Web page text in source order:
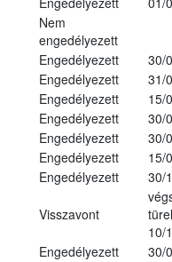
Nem
engedélyezett
Engedélyezett
30/
Engedélyezett
31/
Engedélyezett
15/
Engedélyezett
30/
Engedélyezett
30/
Engedélyezett
15/
Engedélyezett
30/
Visszavont
10/
Engedélyezett
30/